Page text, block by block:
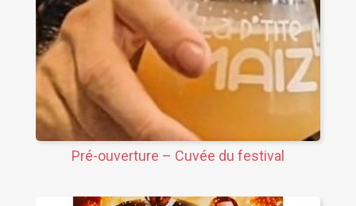
Pré-ouverture – Cuvée du festival